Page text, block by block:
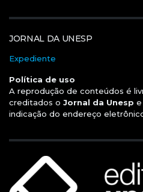
JORNAL DA UNESP
Expediente
Política de uso
A reprodução de conteúdos é
creditados o Jornal da Unesp e
indicação do endereço